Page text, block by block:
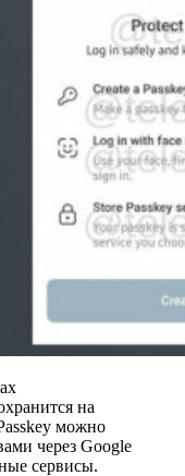
на
можно
через Google
сервисы.